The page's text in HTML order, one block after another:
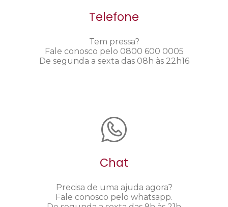
Telefone
Tem pressa?
Fale conosco pelo 0800 600 0005
De segunda a sexta das 08h às 22h16
Chat
Precisa de uma ajuda agora?
Fale conosco pelo whatsapp.